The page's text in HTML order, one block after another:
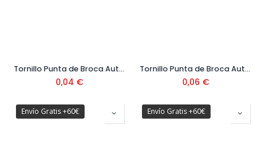
Tornillo Punta de Broca Autotaladrante DIN 7504K Cabeza Hexagonal Ø4,8 mm
0,04 €
Tornillo Punta de Broca Autotaladrante DIN 7504K Cabeza Hexagonal Ø5,5 mm
0,06 €
Envío Gratis +60€ Envío Gratis +60€